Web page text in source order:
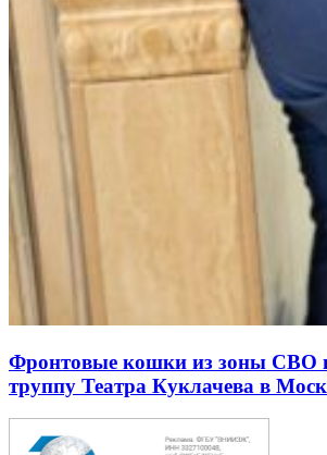
Фронтовые кошки из зоны СВО
труппу Театра Куклачева в